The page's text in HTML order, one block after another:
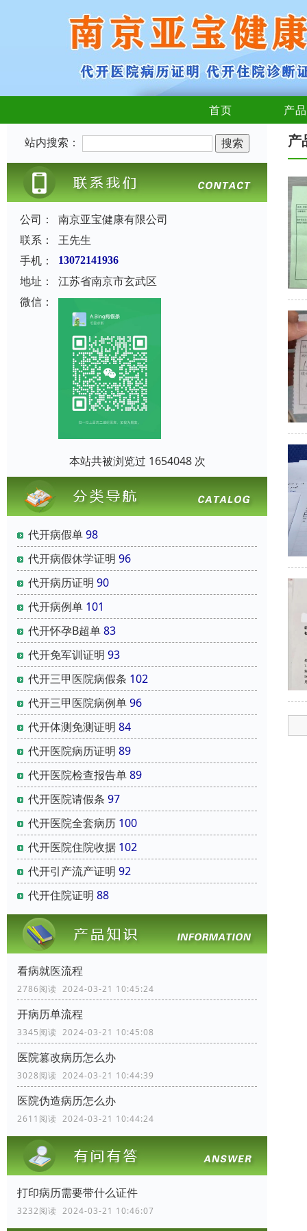
首页 产
站内搜索：
公司：
南京亚宝健康有限公司
联系：
王先生
手机：
13072141936
地址：
江苏省南京市玄武区
微信：
本站共被浏览过 1654048 次
代开病假单98
代开病假休学证明 96
代开病历证明 90
代开病例单 101
代开怀孕B超单83
代开免军训证明 93
代开三甲医院病假条 102
代开三甲医院病例单96
代开体测免测证明 84
代开医院病历证明 89
代开医院检查报告单89
代开医院请假条 97
代开医院全套病历 100
代开医院住院收据 102
代开引产流产证明 92
代开住院证明 88
看病就医流程
2786阅读 2024-03-21 10:45:24
开病历单流程
3345阅读 2024-03-21 10:45:08
医院篡改病历怎么办
3028阅读 2024-03-21 10:44:39
医院伪造病历怎么办
2611阅读 2024-03-21 10:44:24
打印病历需要带什么证件
3232阅读 2024-03-21 10:46:07
产